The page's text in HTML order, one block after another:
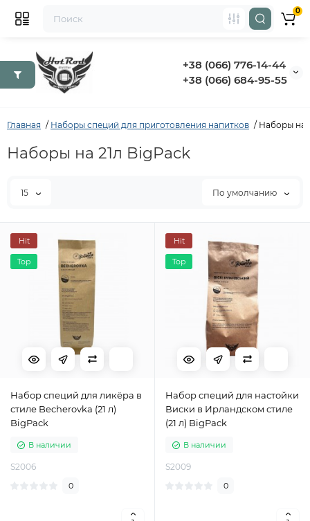
+38 (066) 776-14-44
‭+38 (066) 684-95-55‬
0
Главная Наборы специй для приготовления напитков Наборы на
Наборы на 21л BigPack
15 По умолчанию
Hit
Top
Набор специй для ликёра в
стиле Becherovka (21 л)
BigPack
В наличии
S2006
0
Hit
Top
Набор специй для настойки
Виски в Ирландском стиле
(21 л) BigPack
В наличии
S2009
0